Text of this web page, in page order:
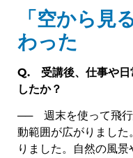
「空から見
わった
Q. 受講後、仕事や日
したか？
── 週末を使って飛行
動範囲が広がりまし
りました。自然の風